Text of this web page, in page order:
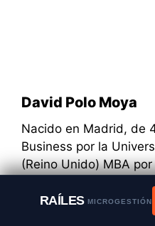
David Polo Moya
Nacido en Madrid, de
Business por la
(Reino Unido) MBA
Management en
recurrente, David
RAÍLESMICROGESTIÓN